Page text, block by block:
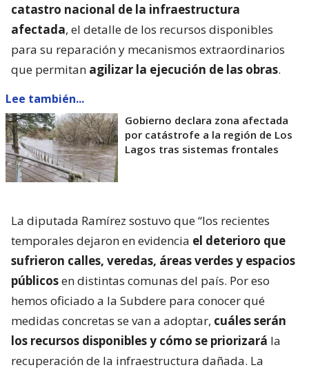
catastro nacional de la infraestructura
afectada, el detalle de los recursos disponibles
para su reparación y mecanismos extraordinarios
que permitan agilizar la ejecución de las obras.
Lee también...
Gobierno declara zona afectada
por catástrofe a la región de Los
Lagos tras sistemas frontales
La diputada Ramírez sostuvo que “los recientes
temporales dejaron en evidencia el deterioro que
sufrieron calles, veredas, áreas verdes y espacios
públicosen distintas comunas del país. Por eso
hemos oficiado a la Subdere para conocer qué
medidas concretas se van a adoptar, cuáles serán
los recursos disponibles y cómo se priorizará la
recuperación de la infraestructura dañada. La